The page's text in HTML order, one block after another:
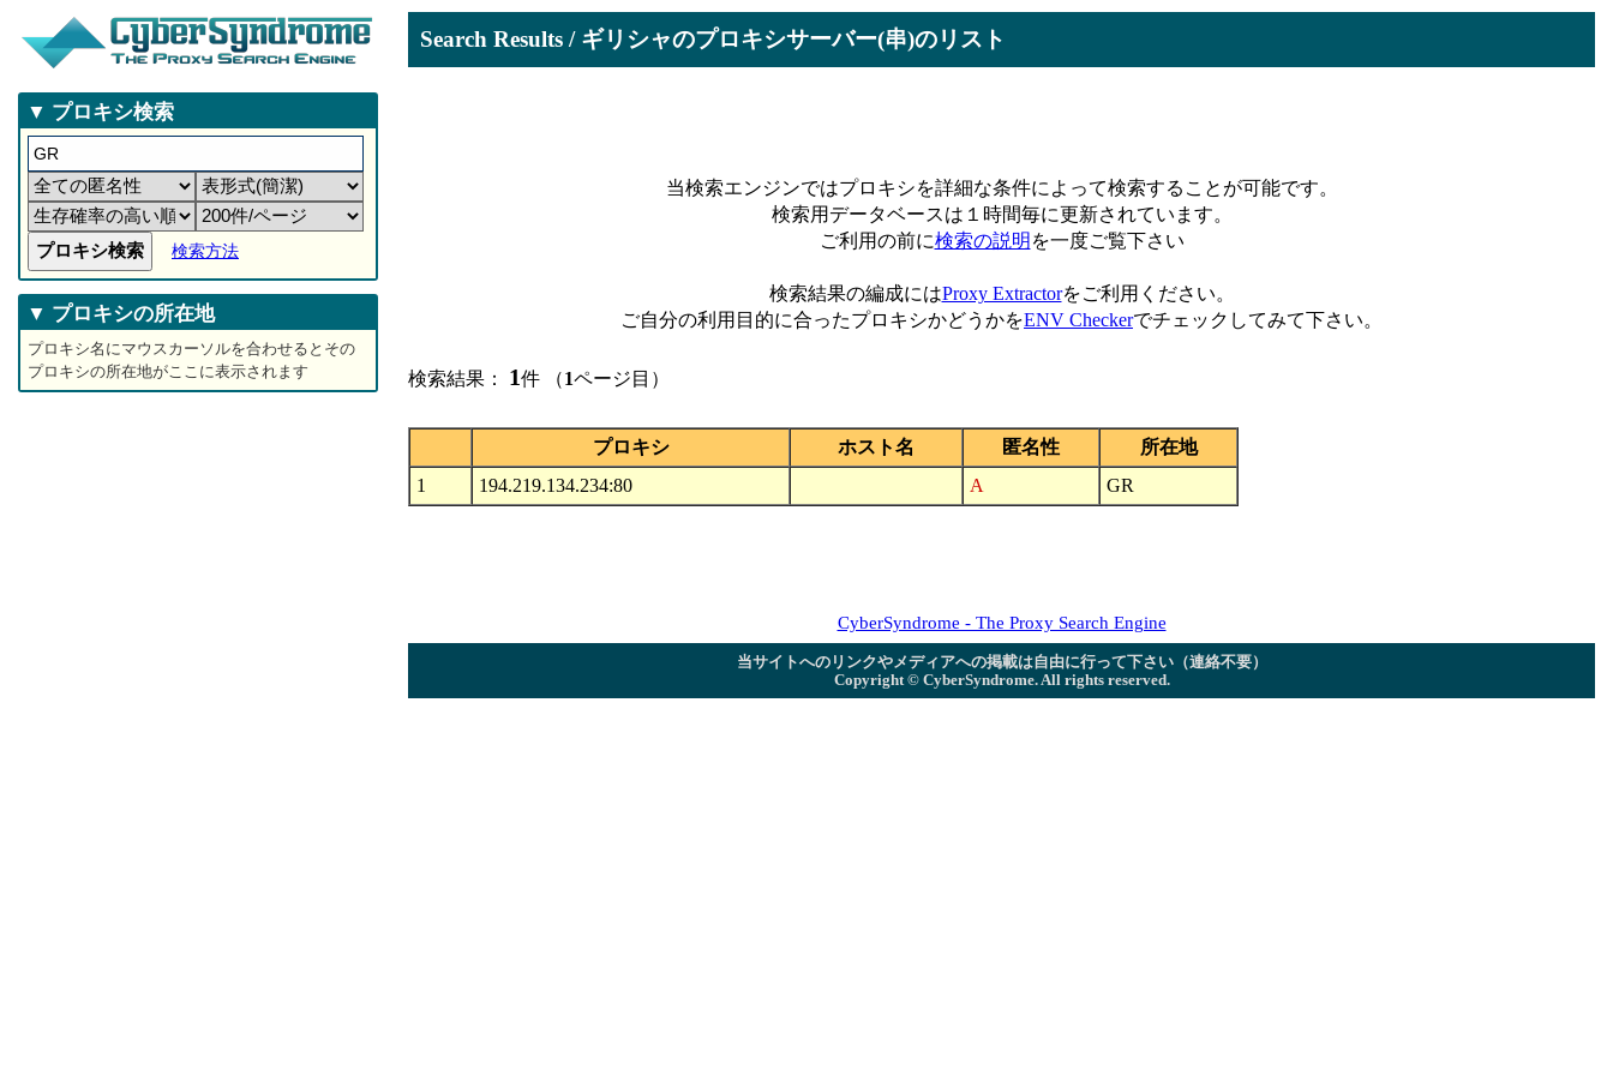
▼ プロキシ検索
検索方法
▼ プロキシの所在地
プロキシ名にマウスカーソルを合わせるとその
プロキシの所在地がここに表示されます
Search Results / ギリシャのプロキシサーバー(串)のリスト
当検索エンジンではプロキシを詳細な条件によって検索することが可能です。
検索用データベースは１時間毎に更新されています。
ご利用の前に検索の説明 を一度ご覧下さい
検索結果の編成にはProxy Extractorをご利用ください。
ご自分の利用目的に合ったプロキシかどうかをENV Checkerでチェックしてみて下さい。
検索結果： 1件 （1ページ目）
プロキシ ホスト名 匿名性
所在地
1
194.219.134.234:80 A GR
CyberSyndrome - The Proxy Search Engine
当サイトへのリンクやメディアへの掲載は自由に行って下さい（連絡不要）
Copyright ©CyberSyndrome. All rights reserved.